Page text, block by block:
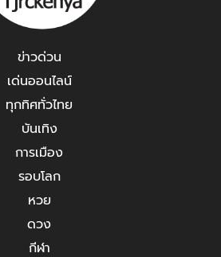
ข่าวด่วน
เด่นออนไลน์
ทุกทิศทั่วไทย
บันเทิง
การเมือง
รอบโลก
หวย
ดวง
กีฬา